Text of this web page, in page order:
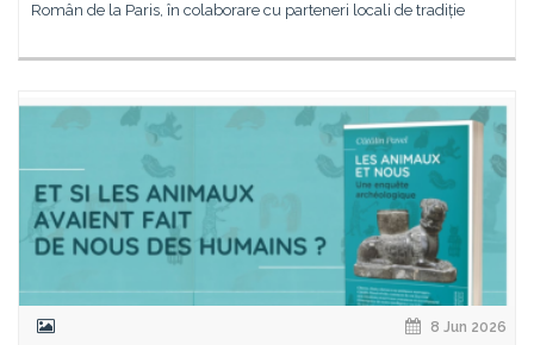
Român de la Paris, în colaborare cu parteneri locali de tradiție
8 Jun 2026